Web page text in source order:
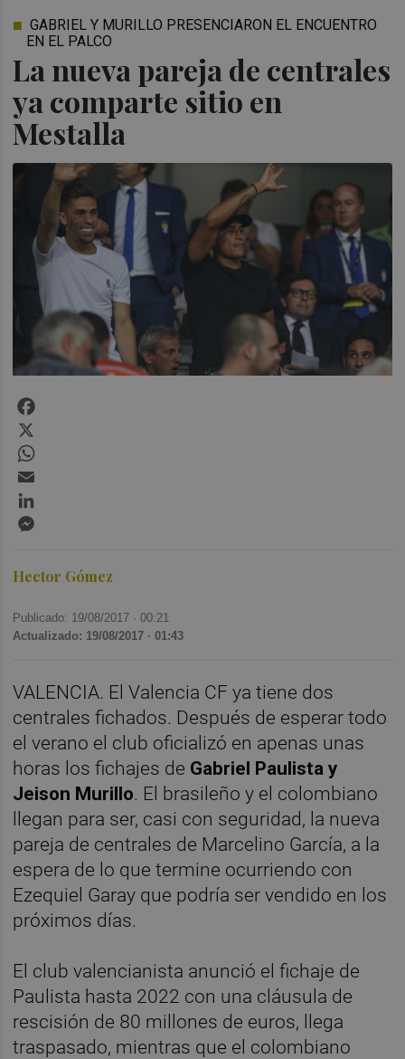
La nueva pareja de centrales
ya comparte sitio en
Mestalla
GABRIEL Y MURILLO PRESENCIARON EL ENCUENTRO
EN EL PALCO
Hector Gómez
Publicado: 19/08/2017 ·00:21
Actualizado: 19/08/2017 · 01:43
VALENCIA. El Valencia CF ya tiene dos
centrales fichados. Después de esperar todo
el verano el club oficializó en apenas unas
horas los fichajes de Gabriel Paulista y
Jeison Murillo. El brasileño y el colombiano
llegan para ser, casi con seguridad, la nueva
pareja de centrales de Marcelino García, a la
espera de lo que termine ocurriendo con
Ezequiel Garay que podría ser vendido en los
próximos días.
El club valencianista anunció el fichaje de
Paulista hasta 2022 con una cláusula de
rescisión de 80 millones de euros, llega
traspasado, mientras que el colombiano